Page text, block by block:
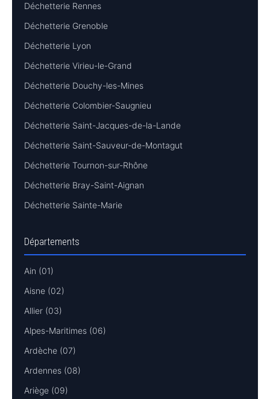
Déchetterie Rennes
Déchetterie Grenoble
Déchetterie Lyon
Déchetterie Virieu-le-Grand
Déchetterie Douchy-les-Mines
Déchetterie Colombier-Saugnieu
Déchetterie Saint-Jacques-de-la-Lande
Déchetterie Saint-Sauveur-de-Montagut
Déchetterie Tournon-sur-Rhône
Déchetterie Bray-Saint-Aignan
Déchetterie Sainte-Marie
Départements
Ain (01)
Aisne (02)
Allier (03)
Alpes-Maritimes (06)
Ardèche (07)
Ardennes (08)
Ariège (09)